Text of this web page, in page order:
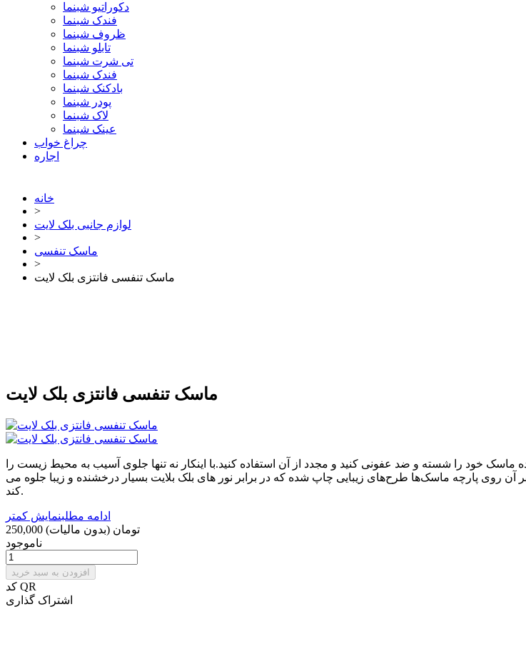
دکوراتیو شبنما
فندک شبنما
ظروف شبنما
تابلو شبنما
تی شرت شبنما
فندک شبنما
بادکنک شبنما
پودر شبنما
لاک شبنما
عینک شبنما
چراغ خواب
اجاره
خانه
>
لوازم جانبی بلک لایت
>
ماسک تنفسی
>
ماسک تنفسی فانتزی بلک لایت
ماسک تنفسی فانتزی بلک لایت
ماسک خود را شسته و ضد عفونی کنید و مجدد از آن استفاده کنید.با اینکار نه تنها جلوی آسیب به محیط زیست را
آن روی پارچه ماسک‌ها طرح‌های زیبایی چاپ شده که در برابر نور های بلک بلایت بسیار درخشنده و زیبا جلوه می
کند.
ادامه مطلبنمایش کمتر
250,000 تومان (بدون مالیات)
ناموجود
افزودن به سبد خرید
کد QR
اشتراک گذاری